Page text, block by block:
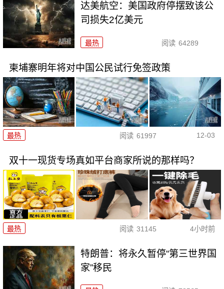
达美航空：美国政府停摆致该公
司损失2亿美元
最热 阅读 64289
柬埔寨明年将对中国公民试行免签政策
最热 阅读 61997 12-03
双十一现货专场真如平台商家所说的那样吗？
最热 阅读 31145 4小时前
特朗普：将永久暂停“第三世界国
家”移民